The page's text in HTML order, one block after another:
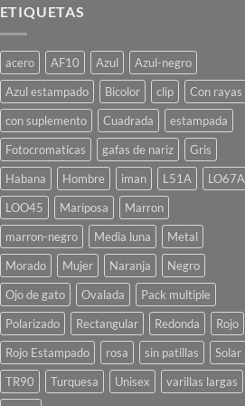
Las
opciones
se
pueden
elegir
en
la
página
de
producto
ETIQUETAS
acero AF10 Azul
Azul-negro
Azul estampado
Bicolor clip
Con rayas
con suplemento
Cuadrada
estampada
Fotocromaticas
gafas de nariz
Gris
Habana
Hombre iman L51A
LO67A
LOO45
Mariposa
Marron
marron-negro
Media luna
Metal
Morado
Mujer Naranja
Negro
Ojo de gato
Ovalada
Pack multiple
Polarizado
Rectangular Redonda
Rojo
Rojo Estampado
rosa sin patillas
Solar
TR90
Turquesa Unisex
varillas largas